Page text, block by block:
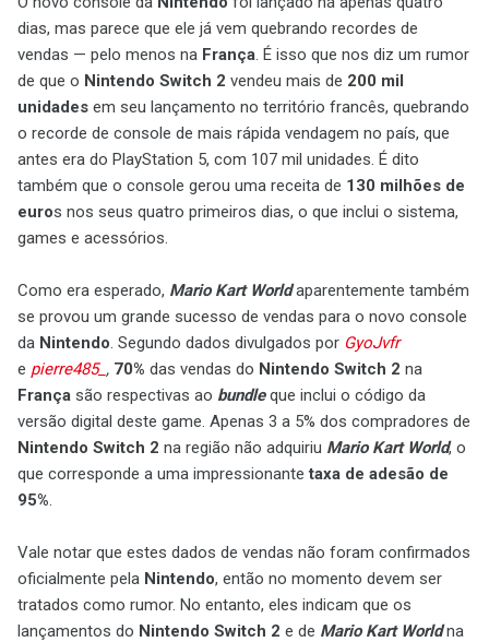
dias, mas parece que ele já vem quebrando recordes de
vendas — pelo menos na França. É isso que nos diz um rumor
de que o Nintendo Switch 2 vendeu mais de 200 mil
unidades em seu lançamento no território francês, quebrando
o recorde de console de mais rápida vendagem no país, que
antes era do PlayStation 5, com 107 mil unidades. É dito
também que o console gerou uma receita de 130 milhões de
euros nos seus quatro primeiros dias, o que inclui o sistema,
games e acessórios.
Como era esperado, Mario Kart Worldaparentemente também
se provou um grande sucesso de vendas para o novo console
da Nintendo. Segundo dados divulgados por GyoJvfr
e pierre485_ , 70% das vendas do Nintendo Switch 2 na
França são respectivas ao bundleque inclui o código da
versão digital deste game. Apenas 3 a 5% dos compradores de
Nintendo Switch 2 na região não adquiriu Mario Kart World, o
que corresponde a uma impressionantetaxa de adesão de
95%.
Vale notar que estes dados de vendas não foram confirmados
oficialmente pela Nintendo, então no momento devem ser
tratados como rumor. No entanto, eles indicam que os
lançamentos do Nintendo Switch 2 e de Mario Kart Worldna